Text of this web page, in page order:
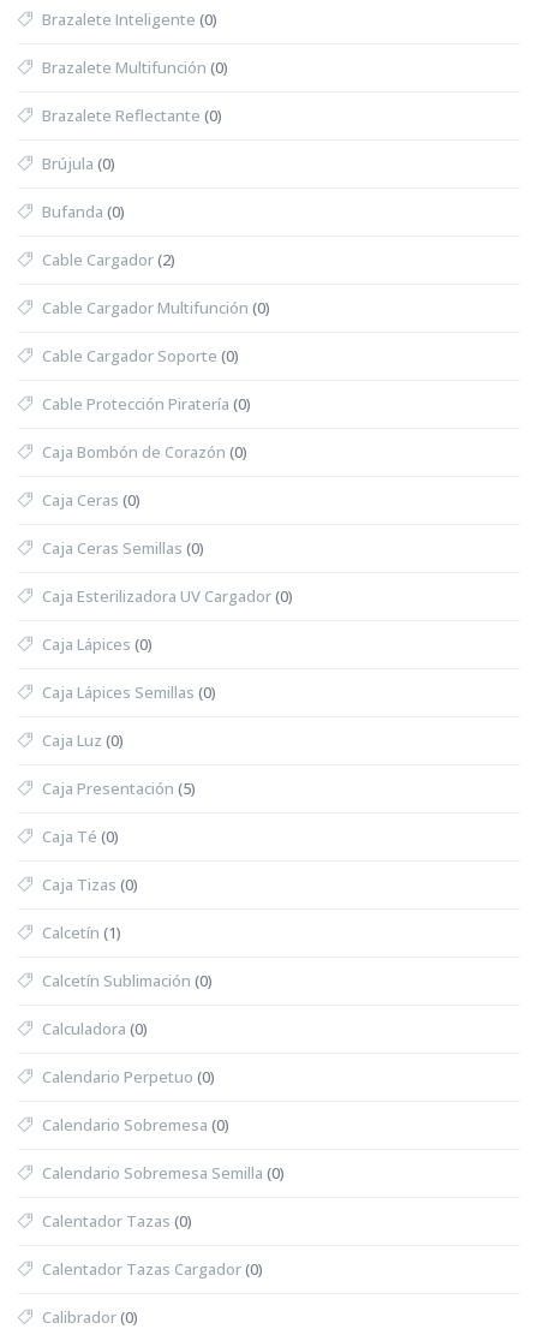
Brazalete Inteligente (0)
Brazalete Multifunción (0)
Brazalete Reflectante (0)
Brújula (0)
Bufanda (0)
Cable Cargador(2)
Cable Cargador Multifunción (0)
Cable Cargador Soporte (0)
Cable Protección Piratería (0)
Caja Bombón de Corazón (0)
Caja Ceras (0)
Caja Ceras Semillas (0)
Caja Esterilizadora UV Cargador(0)
Caja Lápices (0)
Caja Lápices Semillas (0)
Caja Luz (0)
Caja Presentación (5)
Caja Té (0)
Caja Tizas (0)
Calcetín (1)
Calcetín Sublimación (0)
Calculadora (0)
Calendario Perpetuo (0)
Calendario Sobremesa (0)
Calendario Sobremesa Semilla (0)
Calentador Tazas (0)
Calentador Tazas Cargador(0)
Calibrador(0)